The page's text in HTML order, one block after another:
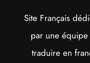
Site Français
par une
traduire en